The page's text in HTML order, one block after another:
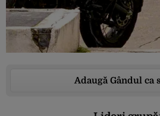
Adaugă Gândul ca